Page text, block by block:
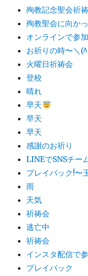
殉教記念聖会祈
殉教聖会に向か
オンラインで参加
お祈りの時〜＼
火曜日祈祷会
登校
晴れ
早天
早天
早天
感謝のお祈り
LINEでSNSチー
プレイバック!〜
雨
天気
祈祷会
逃亡中
祈祷会
インスタ配信で
プレイバック